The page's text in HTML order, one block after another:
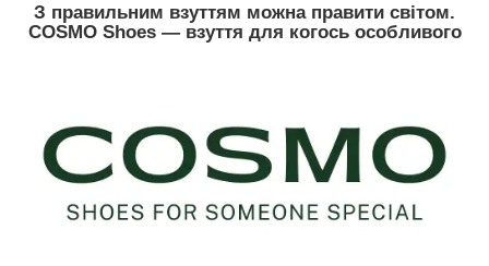
З правильним взуттям можна правити світом.
COSMO Shoes — взуття для когось особливого